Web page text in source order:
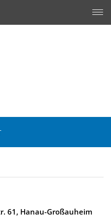
61, Hanau-Großauheim